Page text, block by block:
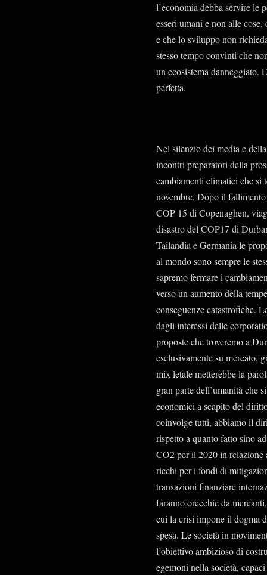
l’economia debba servire le
esseri umani e non alle
e che lo sviluppo non
stesso tempo convinti che
un ecosistema danneggiato.
perfetta.
Nel silenzio dei media e
incontri preparatori della
cambiamenti climatici che si
novembre. Dopo il
COP 15 di Copenaghen,
disastro del COP17 di
Tailandia e Germania le
al mondo sono sempre le
sapremo fermare i
verso un aumento della
conseguenze catastrofiche.
dagli interessi delle
proposte che troveremo a
esclusivamente su mercato,
mix letale metterebbe la
gran parte dell’umanità che
economici a scapito del
coinvolge tutti, abbiamo il
rispetto a quanto fatto sino
CO2 per il 2020 in
ricchi per i fondi di
transazioni finanziare
faranno orecchie da
cui la crisi impone il dogma
spesa. Le società in
l’obiettivo ambizioso di
egemoni nella società,